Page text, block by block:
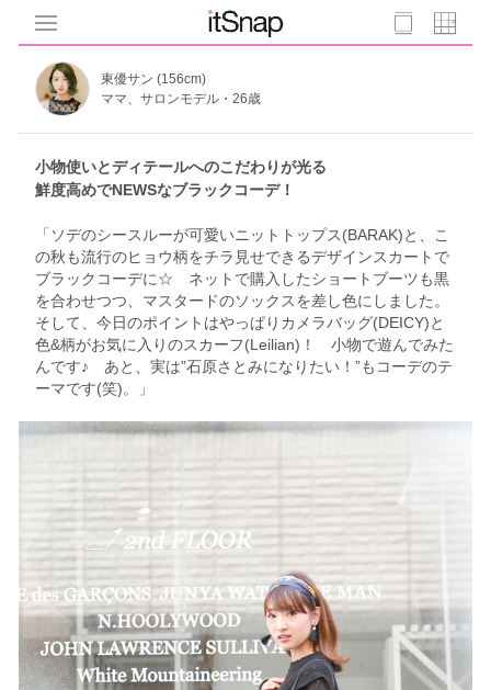
東優サン (156cm)
ママ、サロンモデル・26歳
小物使いとディテールへのこだわりが光る
鮮度高めでNEWSなブラックコーデ！
「ソデのシースルーが可愛いニットトップス(BARAK)と、こ
の秋も流行のヒョウ柄をチラ見せできるデザインスカートで
ブラックコーデに☆ ネットで購入したショートブーツも黒
を合わせつつ、マスタードのソックスを差し色にしました。
そして、今日のポイントはやっぱりカメラバッグ(DEICY)と
色&柄がお気に入りのスカーフ(Leilian)！ 小物で遊んでみた
んです♪ あと、実は”石原さとみになりたい！”もコーデのテ
ーマです(笑)。」